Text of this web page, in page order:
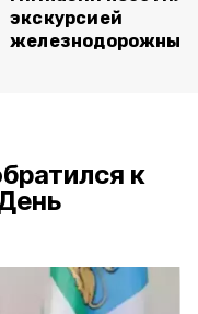
экскурсией
железнодорожный
к